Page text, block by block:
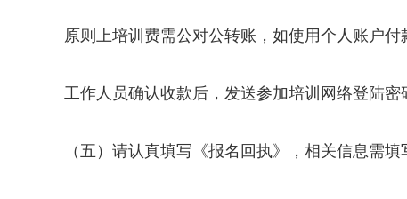
原则上培训费需公对公转账，如使用个人账户
工作人员确认收款后，发送参加培训网络登陆密
（五）请认真填写《报名回执》，相关信息需填